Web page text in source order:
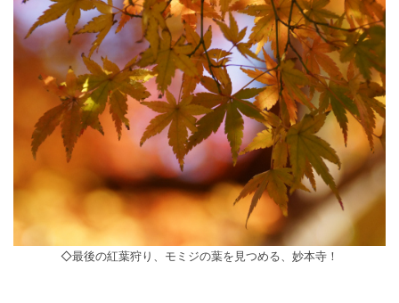
◇最後の紅葉狩り、モミジの葉を見つめる、妙本寺！